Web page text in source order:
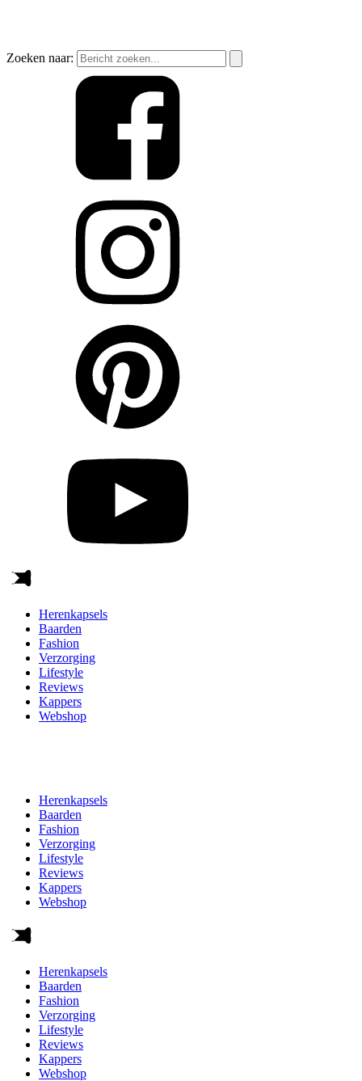
Zoeken naar:
Herenkapsels
Baarden
Fashion
Verzorging
Lifestyle
Reviews
Kappers
Webshop
Herenkapsels
Baarden
Fashion
Verzorging
Lifestyle
Reviews
Kappers
Webshop
Herenkapsels
Baarden
Fashion
Verzorging
Lifestyle
Reviews
Kappers
Webshop